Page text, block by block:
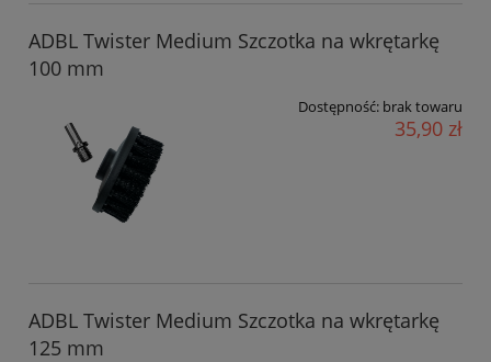
ADBL Twister Medium Szczotka na wkrętarkę
100 mm
Dostępność: brak towaru
35,90 zł
ADBL Twister Medium Szczotka na wkrętarkę
125 mm